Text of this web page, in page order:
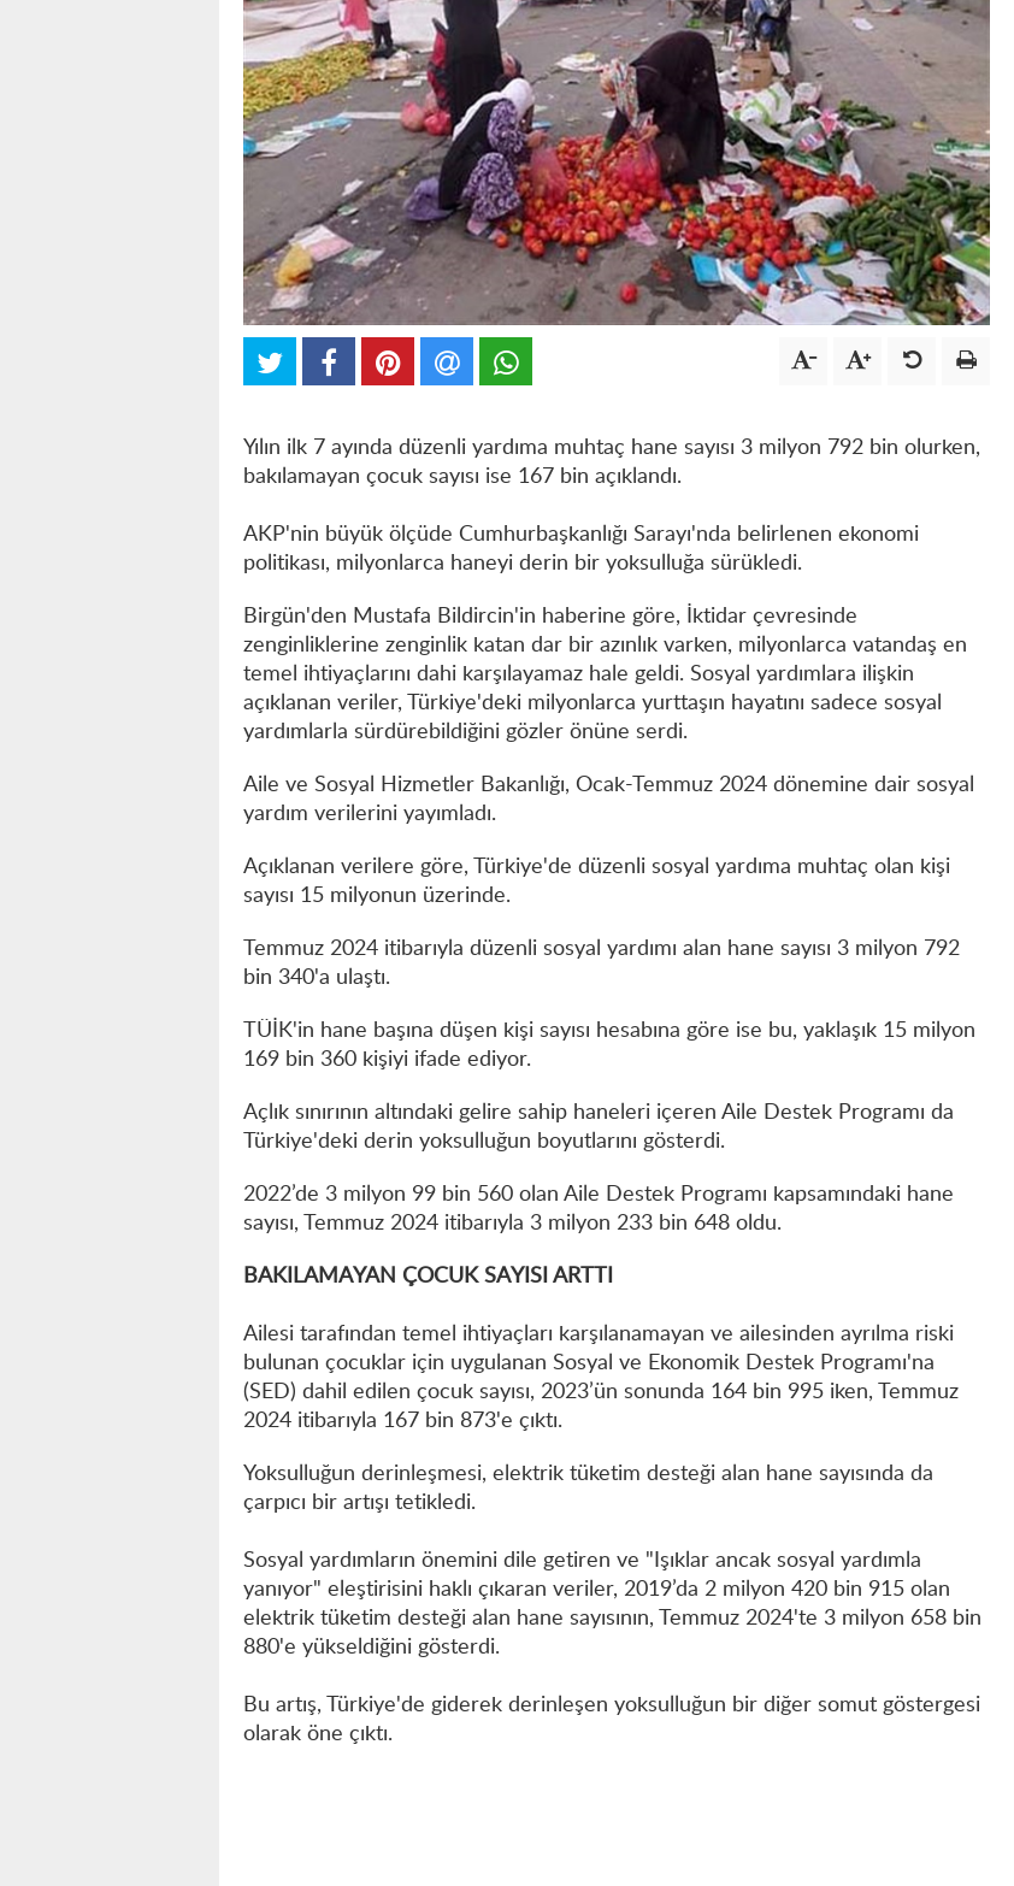
Yılın ilk 7 ayında düzenli yardıma muhtaç hane sayısı 3 milyon 792 bin olurken,
bakılamayan çocuk sayısı ise 167 bin açıklandı.
AKP'nin büyük ölçüde Cumhurbaşkanlığı Sarayı'nda belirlenen ekonomi
politikası, milyonlarca haneyi derin bir yoksulluğa sürükledi.
Birgün'den Mustafa Bildircin'in haberine göre, İktidar çevresinde
zenginliklerine zenginlik katan dar bir azınlık varken, milyonlarca vatandaş en
temel ihtiyaçlarını dahi karşılayamaz hale geldi. Sosyal yardımlara ilişkin
açıklanan veriler, Türkiye'deki milyonlarca yurttaşın hayatını sadece sosyal
yardımlarla sürdürebildiğini gözler önüne serdi.
Aile ve Sosyal Hizmetler Bakanlığı, Ocak-Temmuz 2024 dönemine dair sosyal
yardım verilerini yayımladı.
Açıklanan verilere göre, Türkiye'de düzenli sosyal yardıma muhtaç olan kişi
sayısı 15 milyonun üzerinde.
Temmuz 2024 itibarıyla düzenli sosyal yardımı alan hane sayısı 3 milyon 792
bin 340'a ulaştı.
TÜİK'in hane başına düşen kişi sayısı hesabına göre ise bu, yaklaşık 15 milyon
169 bin 360 kişiyi ifade ediyor.
Açlık sınırının altındaki gelire sahip haneleri içeren Aile Destek Programı da
Türkiye'deki derin yoksulluğun boyutlarını gösterdi.
2022’de 3 milyon 99 bin 560 olan Aile Destek Programı kapsamındaki hane
sayısı, Temmuz 2024 itibarıyla 3 milyon 233 bin 648 oldu.
BAKILAMAYAN ÇOCUK SAYISI ARTTI
Ailesi tarafından temel ihtiyaçları karşılanamayan ve ailesinden ayrılma riski
bulunan çocuklar için uygulanan Sosyal ve Ekonomik Destek Programı'na
(SED) dahil edilen çocuk sayısı, 2023’ün sonunda 164 bin 995 iken, Temmuz
2024 itibarıyla 167 bin 873'e çıktı.
Yoksulluğun derinleşmesi, elektrik tüketim desteği alan hane sayısında da
çarpıcı bir artışı tetikledi.
Sosyal yardımların önemini dile getiren ve "Işıklar ancak sosyal yardımla
yanıyor" eleştirisini haklı çıkaran veriler, 2019’da 2 milyon 420 bin 915 olan
elektrik tüketim desteği alan hane sayısının, Temmuz 2024'te 3 milyon 658 bin
880'e yükseldiğini gösterdi.
Bu artış, Türkiye'de giderek derinleşen yoksulluğun bir diğer somut göstergesi
olarak öne çıktı.